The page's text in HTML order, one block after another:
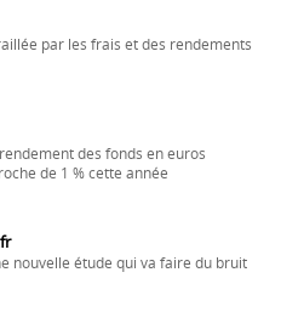
par les frais et des rendements
des fonds en euros
de 1 % cette année
nouvelle étude qui va faire du bruit